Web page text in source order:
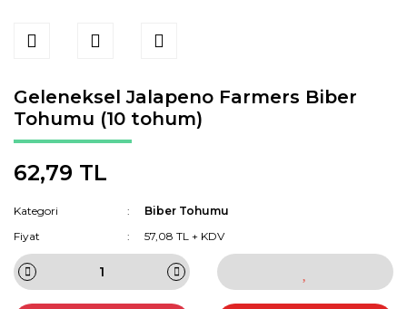
Geleneksel Jalapeno Farmers Biber
Tohumu (10 tohum)
62,79 TL
Kategori
Biber Tohumu
Fiyat
57,08 TL + KDV